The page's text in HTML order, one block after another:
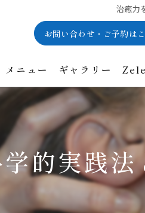
治癒力
お問い合わせ・ご予約は
メニュー ギャラリー
ヘ
酸
近
脂
的実践法